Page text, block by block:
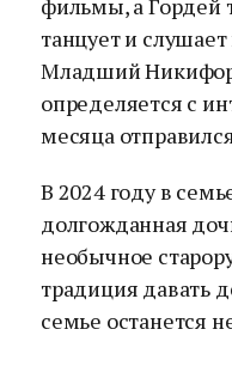
фильмы, а Гордей
танцует и
Младший Никифор
определяется с
месяца
В 2024 году в
долгожданная
необычное
традиция давать
семье останется